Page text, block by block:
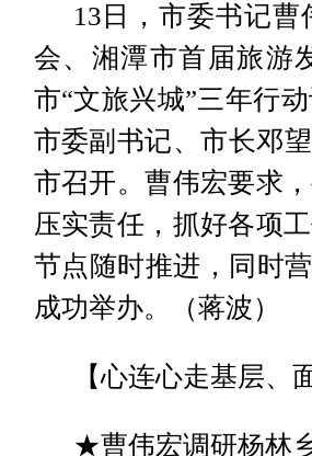
13日，市委书记
会、湘潭市首届旅游
市“文旅兴城”三年行
市委副书记、市长邓
市召开。曹伟宏要求
压实责任，抓好各项
节点随时推进，同时
成功举办。（蒋波）
【心连心走基层、
★曹伟宏调研杨林